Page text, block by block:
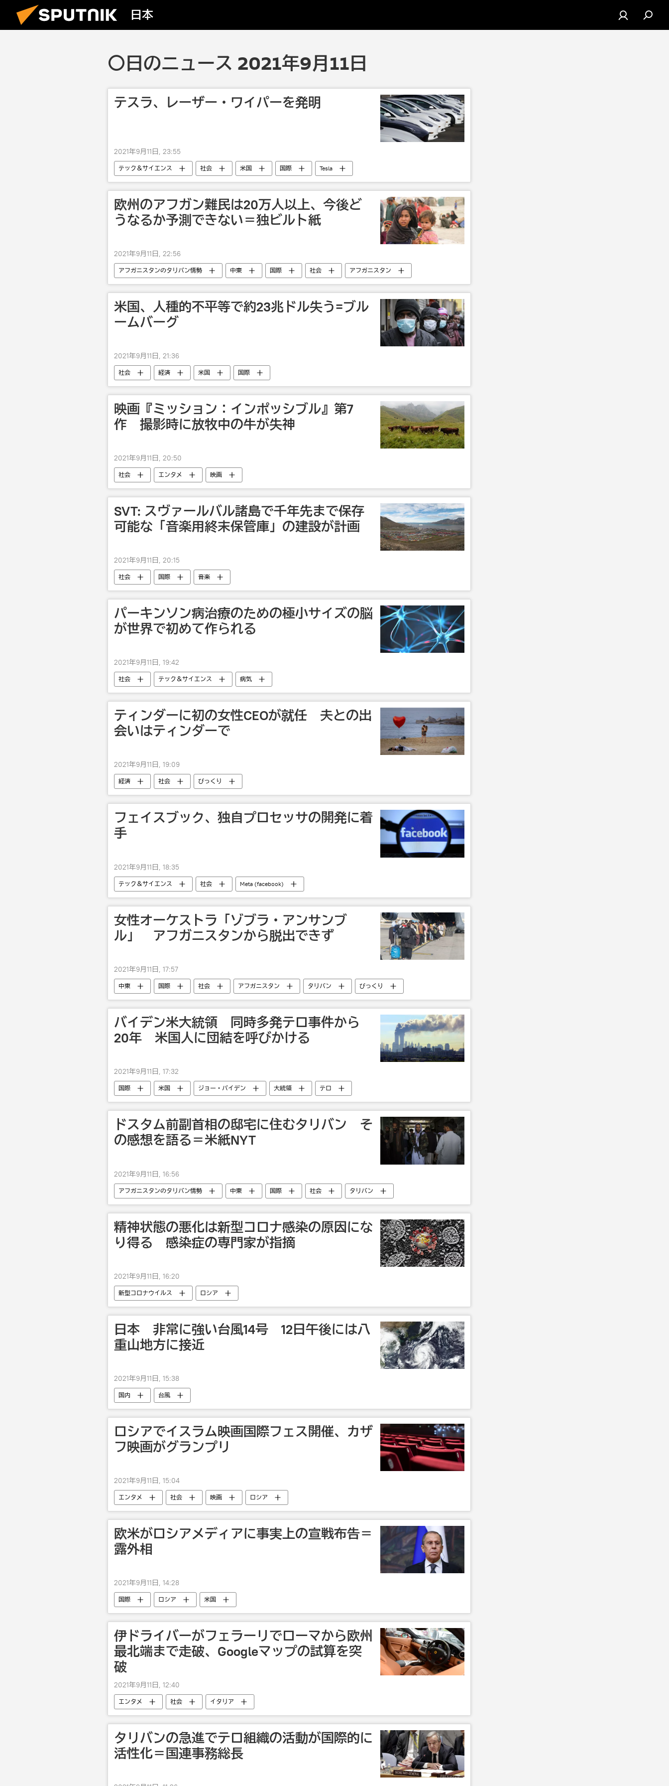
日本
〇日のニュース 2021年9月11日
テスラ、レーザー・ワイパーを発明
2021年9月11日, 23:55
テック＆サイエンス 社会 米国 国際 Tesla
欧州のアフガン難民は20万人以上、今後ど
うなるか予測できない＝独ビルト紙
2021年9月11日, 22:56
アフガニスタンのタリバン情勢 中東 国際 社会 アフガニスタン
米国、人種的不平等で約23兆ドル失う=ブル
ームバーグ
2021年9月11日, 21:36
社会 経済 米国 国際
映画『ミッション：インポッシブル』第7
作 撮影時に放牧中の牛が失神
2021年9月11日, 20:50
社会 エンタメ 映画
SVT: スヴァールバル諸島で千年先まで保存
可能な「音楽用終末保管庫」の建設が計画
2021年9月11日, 20:15
社会 国際 音楽
パーキンソン病治療のための極小サイズの脳
が世界で初めて作られる
2021年9月11日, 19:42
社会 テック＆サイエンス 病気
ティンダーに初の女性CEOが就任 夫との出
会いはティンダーで
2021年9月11日, 19:09
経済 社会 びっくり
フェイスブック、独自プロセッサの開発に着
手
2021年9月11日, 18:35
テック＆サイエンス 社会 Meta (facebook)
女性オーケストラ「ゾブラ・アンサンブ
ル」 アフガニスタンから脱出できず
2021年9月11日, 17:57
中東 国際 社会 アフガニスタン タリバン びっくり
バイデン米大統領 同時多発テロ事件から
20年 米国人に団結を呼びかける
2021年9月11日, 17:32
国際 米国 ジョー・バイデン 大統領 テロ
ドスタム前副首相の邸宅に住むタリバン そ
の感想を語る＝米紙NYT
2021年9月11日, 16:56
アフガニスタンのタリバン情勢 中東 国際 社会
タリバン
アフガニスタン
精神状態の悪化は新型コロナ感染の原因にな
り得る 感染症の専門家が指摘
2021年9月11日, 16:20
新型コロナウイルス ロシア
日本 非常に強い台風14号 12日午後には八
重山地方に接近
2021年9月11日, 15:38
国内 台風
ロシアでイスラム映画国際フェス開催、カザ
フ映画がグランプリ
2021年9月11日, 15:04
エンタメ 社会 映画 ロシア
欧米がロシアメディアに事実上の宣戦布告＝
露外相
2021年9月11日, 14:28
国際 ロシア 米国
伊ドライバーがフェラーリでローマから欧州
最北端まで走破、Googleマップの試算を突
破
2021年9月11日, 12:40
エンタメ 社会 イタリア
タリバンの急進でテロ組織の活動が国際的に
活性化＝国連事務総長